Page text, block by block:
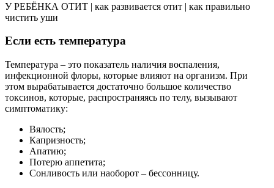
У РЕБЁНКА ОТИТ | как развивается отит | как правильно
чистить уши
Если есть температура
Температура – это показатель наличия воспаления,
инфекционной флоры, которые влияют на организм. При
этом вырабатывается достаточно большое количество
токсинов, которые, распространяясь по телу, вызывают
симптоматику:
Вялость;
Капризность;
Апатию;
Потерю аппетита;
Сонливость или наоборот – бессонницу.